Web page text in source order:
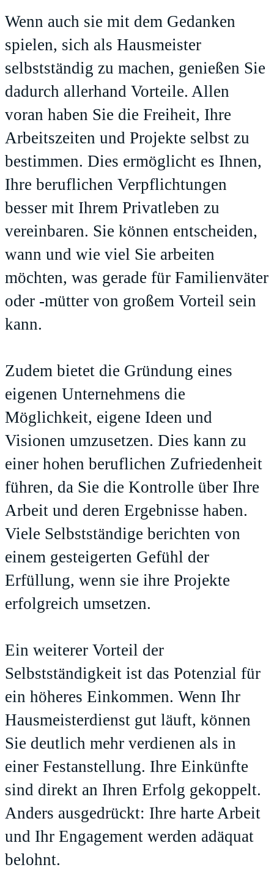
Wenn auch sie mit dem Gedanken
spielen, sich als Hausmeister
selbstständig zu machen, genießen Sie
dadurch allerhand Vorteile. Allen
voran haben Sie die Freiheit, Ihre
Arbeitszeiten und Projekte selbst zu
bestimmen. Dies ermöglicht es Ihnen,
Ihre beruflichen Verpflichtungen
besser mit Ihrem Privatleben zu
vereinbaren. Sie können entscheiden,
wann und wie viel Sie arbeiten
möchten, was gerade für Familienväter
oder -mütter von großem Vorteil sein
kann.
Zudem bietet die Gründung eines
eigenen Unternehmens die
Möglichkeit, eigene Ideen und
Visionen umzusetzen. Dies kann zu
einer hohen beruflichen Zufriedenheit
führen, da Sie die Kontrolle über Ihre
Arbeit und deren Ergebnisse haben.
Viele Selbstständige berichten von
einem gesteigerten Gefühl der
Erfüllung, wenn sie ihre Projekte
erfolgreich umsetzen.
Ein weiterer Vorteil der
Selbstständigkeit ist das Potenzial für
ein höheres Einkommen. Wenn Ihr
Hausmeisterdienst gut läuft, können
Sie deutlich mehr verdienen als in
einer Festanstellung. Ihre Einkünfte
sind direkt an Ihren Erfolg gekoppelt.
Anders ausgedrückt: Ihre harte Arbeit
und Ihr Engagement werden adäquat
belohnt.